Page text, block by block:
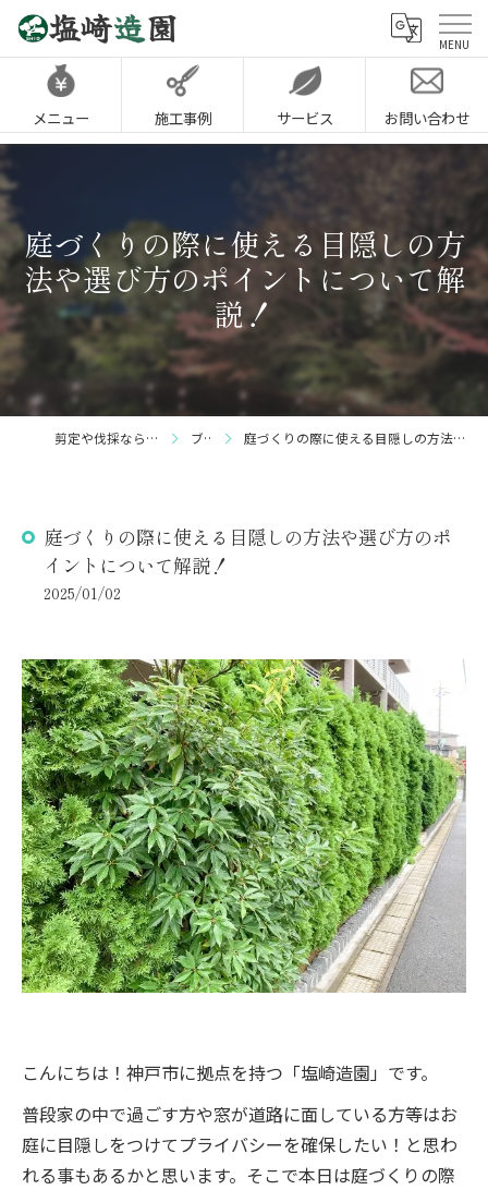
メニュー 施工事例 サービス お問い合わせ
庭づくりの際に使える目隠しの方
法や選び方のポイントについて解
説！
剪定や伐採なら神戸市の塩崎造園 ブログ 庭づくりの際に使える目隠しの方法や選び方のポイントについて解説！
庭づくりの際に使える目隠しの方法や選び方のポ
イントについて解説！
2025/01/02
こんにちは！神戸市に拠点を持つ「塩崎造園」です。
普段家の中で過ごす方や窓が道路に面している方等はお
庭に目隠しをつけてプライバシーを確保したい！と思わ
れる事もあるかと思います。そこで本日は庭づくりの際